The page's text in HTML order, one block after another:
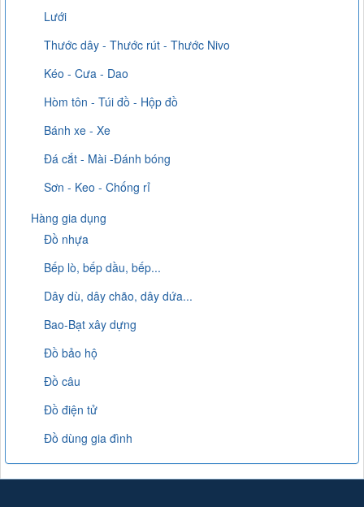
Lưới
Thước dây - Thước rút - Thước Nivo
Kéo - Cưa - Dao
Hòm tôn - Túi đồ - Hộp đồ
Bánh xe - Xe
Đá cắt - Mài -Đánh bóng
Sơn - Keo - Chống rỉ
Hàng gia dụng
Đồ nhựa
Bếp lò, bếp dầu, bếp...
Dây dù, dây chão, dây dứa...
Bao-Bạt xây dựng
Đồ bảo hộ
Đồ câu
Đồ điện tử
Đồ dùng gia đình